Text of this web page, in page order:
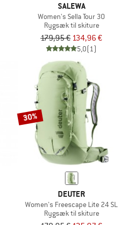
SALEWA
Women's Sella Tour 30
Rygsæk til skiture
179,95 € 134,96 €
5,0(1)
30%
DEUTER
Women's Freescape Lite 24 SL
Rygsæk til skiture